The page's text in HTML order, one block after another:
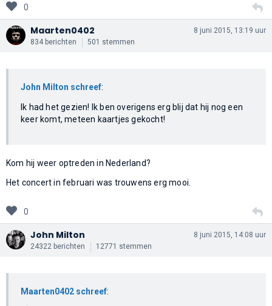
0
Maarten0402
834 berichten 501 stemmen
8 juni 2015, 13:19 uur
John Milton schreef:
Ik had het gezien! Ik ben overigens erg blij dat hij nog een
keer komt, meteen kaartjes gekocht!
Kom hij weer optreden in Nederland?
Het concert in februari was trouwens erg mooi.
0
John Milton
24322 berichten 12771 stemmen
8 juni 2015, 14:08 uur
Maarten0402 schreef: